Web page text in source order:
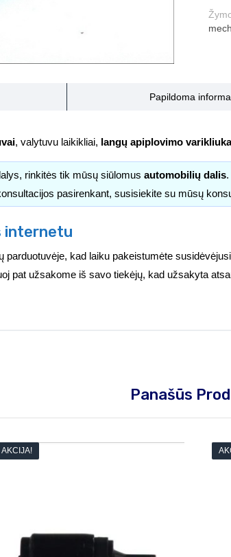
Papildoma
, valytuvu laikikliai, langų apiplovimo
rinkitės tik mūsų siūlomus automobilių dalis
pasirenkant, susisiekite su mūsų
internetu
parduotuvėje, kad laiku pakeistumėte
pat užsakome iš savo tiekėjų, kad užsakyta
Panašūs
AKCIJA!